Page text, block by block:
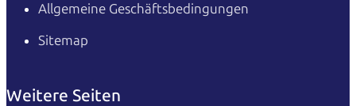
Allgemeine Geschäftsbedingungen
Sitemap
Weitere Seiten